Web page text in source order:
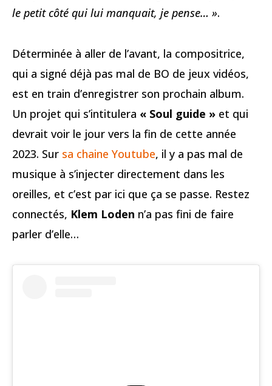
le petit côté qui lui manquait, je pense… ».
Déterminée à aller de l’avant, la compositrice,
qui a signé déjà pas mal de BO de jeux vidéos,
est en train d’enregistrer son prochain album.
Un projet qui s’intitulera « Soul guide » et qui
devrait voir le jour vers la fin de cette année
2023. Sur sa chaine Youtube, il y a pas mal de
musique à s’injecter directement dans les
oreilles, et c’est par ici que ça se passe. Restez
connectés, Klem Loden n’a pas fini de faire
parler d’elle…